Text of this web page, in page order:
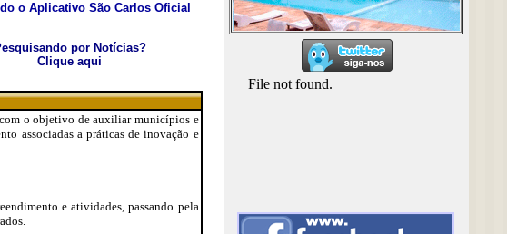
o Aplicativo São Carlos Oficial
por Notícias?
Clique aqui
com o objetivo de auxiliar municípios e
associadas a práticas de inovação e
e atividades, passando pela